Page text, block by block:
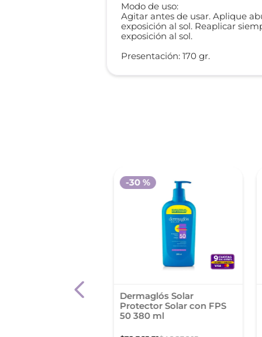
Modo de uso:
Agitar antes de usar. Aplique
exposición al sol. Reaplicar
exposición al sol.
Presentación: 170 gr.
Dermaglós Solar
Protector Solar con FPS
50 380 ml
-30 %